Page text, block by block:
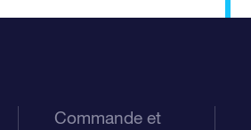
Commande et